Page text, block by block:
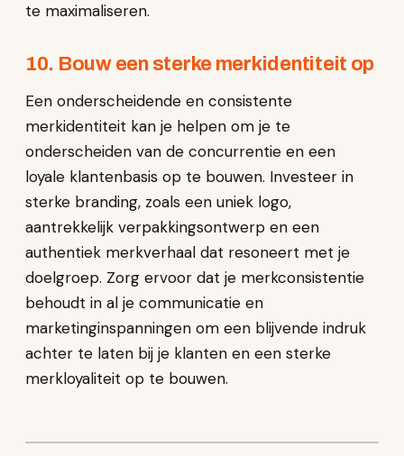
te maximaliseren.
10. Bouw een sterke merkidentiteit op
Een onderscheidende en consistente
merkidentiteit kan je helpen om je te
onderscheiden van de concurrentie en een
loyale klantenbasis op te bouwen. Investeer in
sterke branding, zoals een uniek logo,
aantrekkelijk verpakkingsontwerp en een
authentiek merkverhaal dat resoneert met je
doelgroep. Zorg ervoor dat je merkconsistentie
behoudt in al je communicatie en
marketinginspanningen om een blijvende indruk
achter te laten bij je klanten en een sterke
merkloyaliteit op te bouwen.